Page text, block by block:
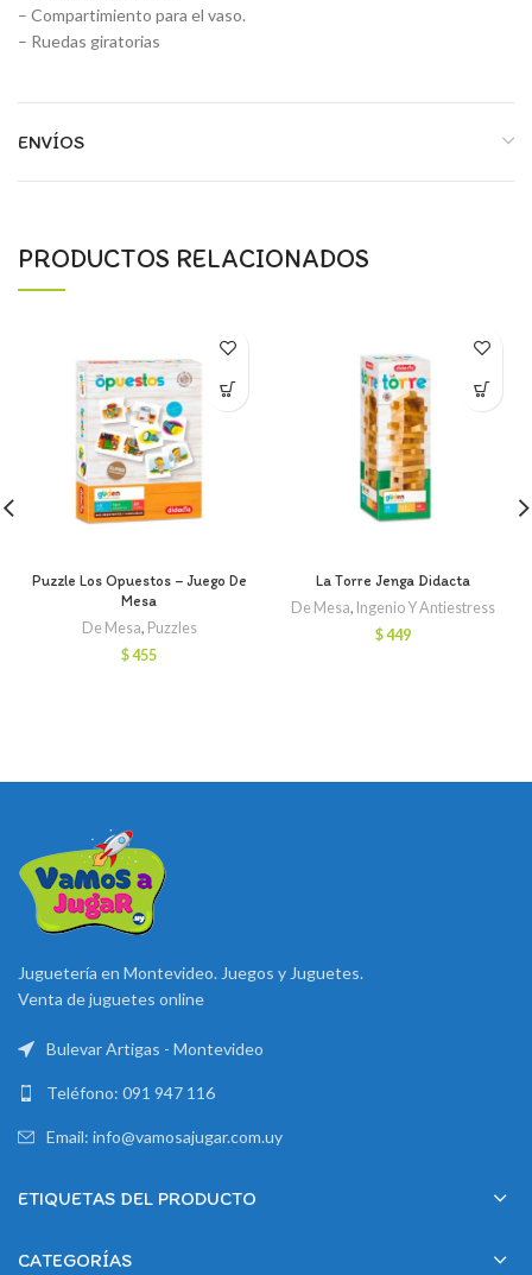
– Compartimiento para el vaso.
– Ruedas giratorias
ENVÍOS
PRODUCTOS RELACIONADOS
Puzzle Los Opuestos – Juego De
Mesa
De Mesa, Puzzles
$455
La Torre Jenga Didacta
De Mesa, Ingenio Y Antiestress
$449
Juguetería en Montevideo. Juegos y Juguetes.
Venta de juguetes online
Bulevar Artigas - Montevideo
Teléfono: 091 947 116
Email: info@vamosajugar.com.uy
ETIQUETAS DEL PRODUCTO
CATEGORÍAS